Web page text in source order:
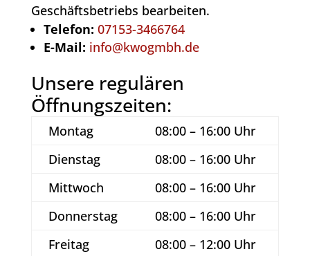
Geschäftsbetriebs bearbeiten.
Telefon: 07153-3466764
E-Mail: info@kwogmbh.de
Unsere regulären
Öffnungszeiten:
Montag
08:00 – 16:00 Uhr
Dienstag
08:00 – 16:00 Uhr
Mittwoch
08:00 – 16:00 Uhr
Donnerstag
08:00 – 16:00 Uhr
Freitag
08:00 – 12:00 Uhr